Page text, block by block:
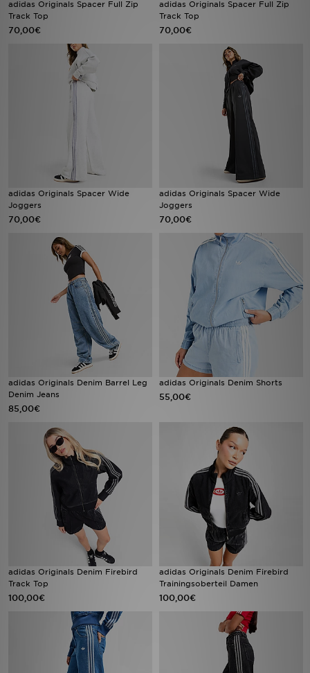
adidas Originals Spacer Full Zip
Track Top
70,00€
adidas Originals Spacer Full Zip
Track Top
70,00€
adidas Originals Spacer Wide
Joggers
70,00€
adidas Originals Spacer Wide
Joggers
70,00€
adidas Originals Denim Barrel Leg
Denim Jeans
85,00€
adidas Originals Denim Shorts
55,00€
adidas Originals Denim Firebird
Track Top
100,00€
adidas Originals Denim Firebird
Trainingsoberteil Damen
100,00€
Sport
Lade Die APP
Meine Nachrichten
Bestellverfolgung
Hilfe & Kontakt
Trending Styles